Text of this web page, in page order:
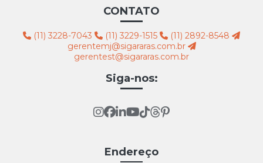
4334 busto feminino com braços branco
4335 busto femininopl af12
4336 busto feminino r21 branco
4337 Busto Encorpado Branco Roto
4339 expositor calcinha branco
4341 Expositor Calça Fem ST
CONTATO
(11) 3228-7043 (11) 3229-1515
(11) 2892-8548
gerentemj@sigararas.com.br
gerentest@sigararas.com.br
Siga-nos:
Endereço